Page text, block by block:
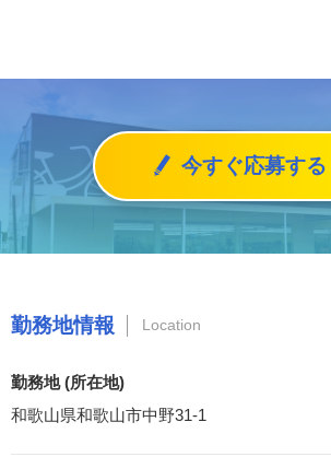
今すぐ応募する
勤務地情報 Location
勤務地 (所在地)
和歌山県和歌山市中野31-1